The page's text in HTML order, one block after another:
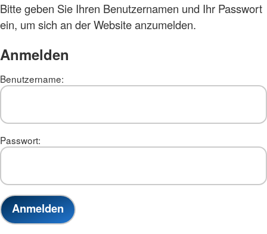
Bitte geben Sie Ihren Benutzernamen und Ihr Passwort
ein, um sich an der Website anzumelden.
Anmelden
Benutzername:
Passwort: